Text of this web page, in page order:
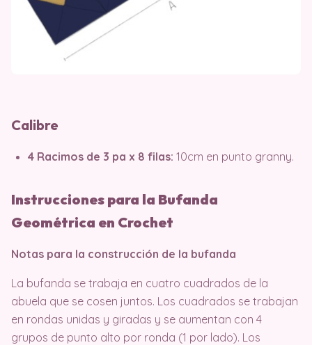
Calibre
4 Racimos de 3 pa x 8 filas: 10cm en punto granny.
Instrucciones para la Bufanda
Geométrica en Crochet
Notas para la construcción de la bufanda
La bufanda se trabaja en cuatro cuadrados de la
abuela que se cosen juntos. Los cuadrados se trabajan
en rondas unidas y giradas y se aumentan con 4
grupos de punto alto por ronda (1 por lado). Los